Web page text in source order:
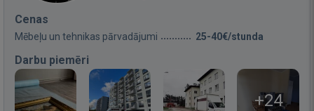
Cenas
Mēbeļu un tehnikas pārvadājumi 25-40€/stunda
Darbu piemēri
+24